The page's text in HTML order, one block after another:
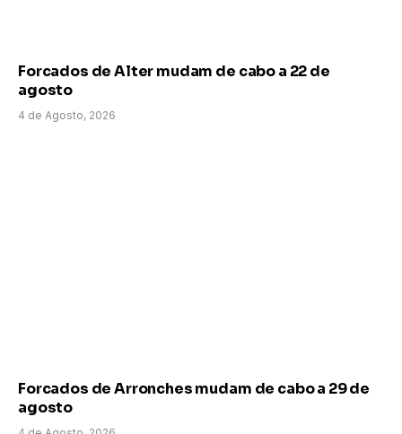
Forcados de Alter mudam de cabo a 22 de
agosto
4 de Agosto, 2026
Forcados de Arronches mudam de cabo a 29 de
agosto